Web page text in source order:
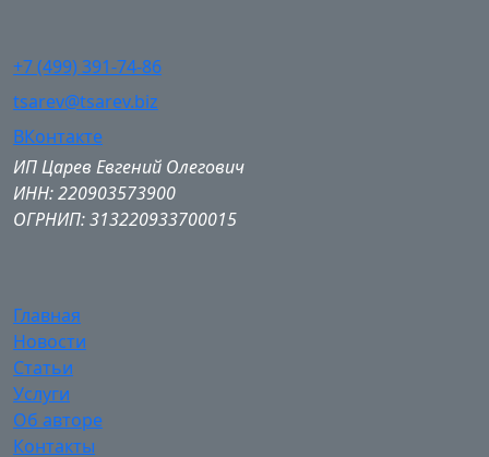
+7 (499) 391-74-86
tsarev@tsarev.biz
ВКонтакте
ИП Царев Евгений Олегович
ИНН: 220903573900
ОГРНИП: 313220933700015
Главная
Новости
Статьи
Услуги
Об авторе
Контакты